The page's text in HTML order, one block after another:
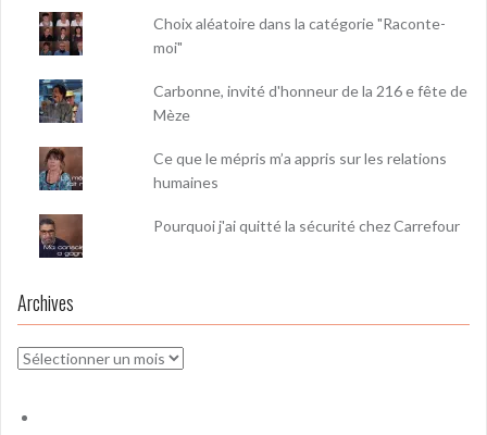
Choix aléatoire dans la catégorie "Raconte-
moi"
Carbonne, invité d'honneur de la 216 e fête de
Mèze
Ce que le mépris m’a appris sur les relations
humaines
Pourquoi j'ai quitté la sécurité chez Carrefour
Archives
Archives